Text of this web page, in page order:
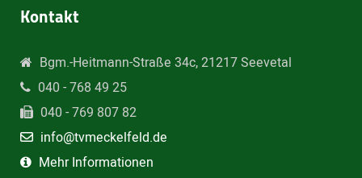
Kontakt
Bgm.-Heitmann-Straße 34c, 21217 Seevetal
040 - 768 49 25
040 - 769 807 82
info@tvmeckelfeld.de
Mehr Informationen